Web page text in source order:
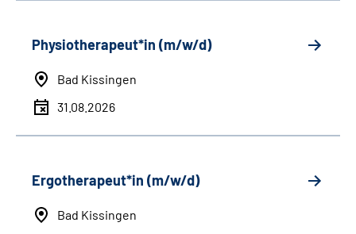
Physiotherapeut*in (m/w/d)
Bad Kissingen
31.08.2026
Ergotherapeut*in (m/w/d)
Bad Kissingen